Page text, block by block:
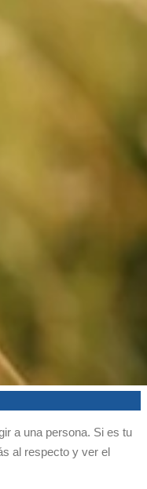
a una persona. Si es tu
al respecto y ver el